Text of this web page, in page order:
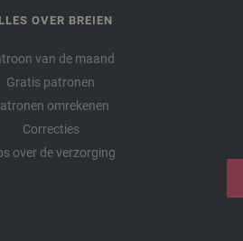
OVER BREIEN
van de maand
Gratis patronen
omrekenen
Correcties
over de verzorging